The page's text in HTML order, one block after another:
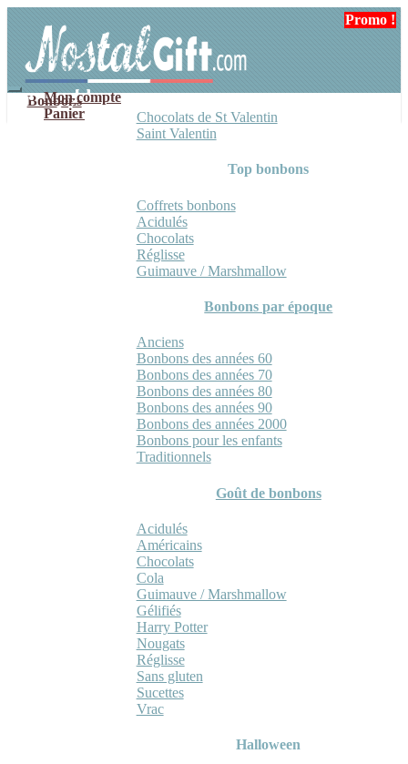
navigation
contenu
Mon compte
Panier
Bonbons
Chocolats de St Valentin
Saint Valentin
Top bonbons
Coffrets bonbons
Acidulés
Chocolats
Réglisse
Guimauve / Marshmallow
Bonbons par époque
Anciens
Bonbons des années 60
Bonbons des années 70
Bonbons des années 80
Bonbons des années 90
Bonbons des années 2000
Bonbons pour les enfants
Traditionnels
Goût de bonbons
Acidulés
Américains
Chocolats
Cola
Guimauve / Marshmallow
Gélifiés
Harry Potter
Nougats
Réglisse
Sans gluten
Sucettes
Vrac
Halloween
Promo !
Promo !